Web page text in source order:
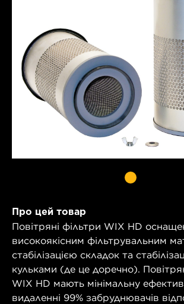
Про цей товар
Повітряні фільтри WIX HD
високоякісним фільтрувальним
стабілізацією складок та
кульками (де це доречно).
WIX HD мають мінімальну
видаленні 99% забруднювачів